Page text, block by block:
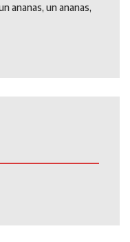
ananas, un ananas,